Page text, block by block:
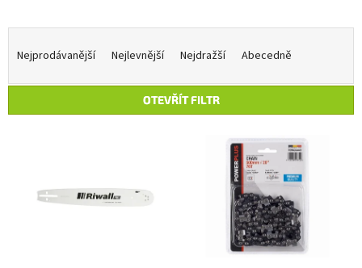
e
Nejprodávanější Nejlevnější Nejdražší Abecedně
OTEVŘÍT FILTR